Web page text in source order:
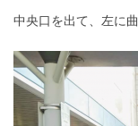
中央口を出て、左に曲